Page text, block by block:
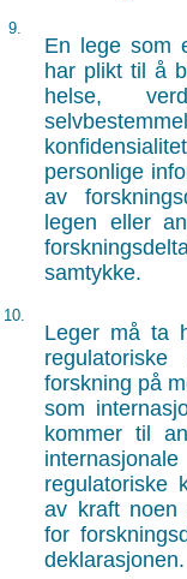
9.
En lege som
har plikt til å
helse,
personlige
av
legen eller
samtykke.
10.
Leger må ta
forskning på
som
kommer til
regulatoriske
av kraft noen
for
deklarasjonen.